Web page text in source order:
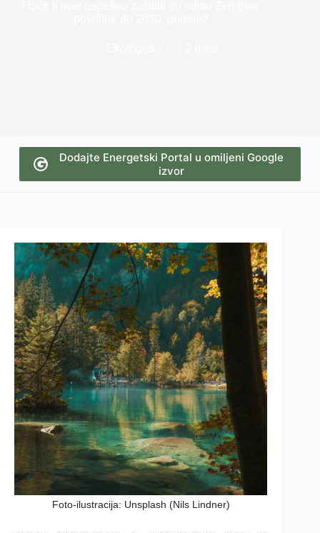
Dodajte Energetski Portal u omiljeni Google
izvor
Foto-ilustracija: Unsplash (Nils Lindner)